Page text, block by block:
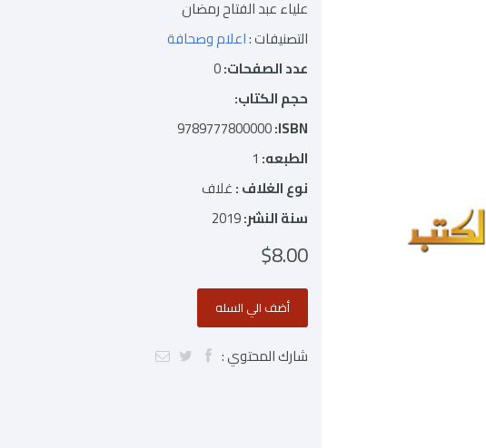
علياء عبد الفتاح رمضان
التصنيفات :اعلام وصحافة
عدد الصفحات:0
حجم الكتاب:
ISBN:
9789777800000
الطبعه: 1
نوع الغلاف :غلاف
سنة النشر:2019
$8.00
شارك المحتوي :